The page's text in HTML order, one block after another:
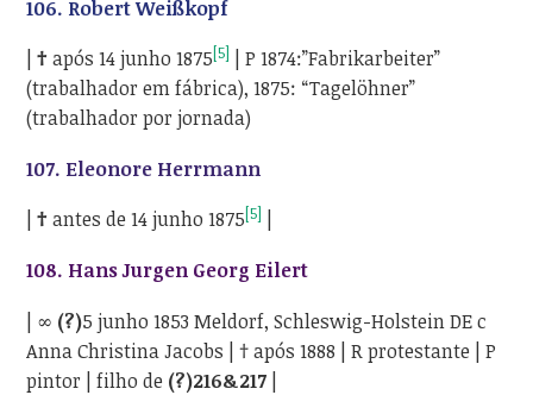
106. Robert Weißkopf
|† após 14 junho 1875[5]
| P 1874:”Fabrikarbeiter”
(trabalhador em fábrica), 1875: “Tagelöhner”
(trabalhador por jornada)
107. Eleonore Herrmann
|† antes de 14 junho 1875[5]
108. Hans Jurgen Georg Eilert
| ∞ (?)5 junho 1853 Meldorf, Schleswig-Holstein DE c
Anna Christina Jacobs | † após 1888 | R protestante | P
pintor | filho de (?)216&217 |